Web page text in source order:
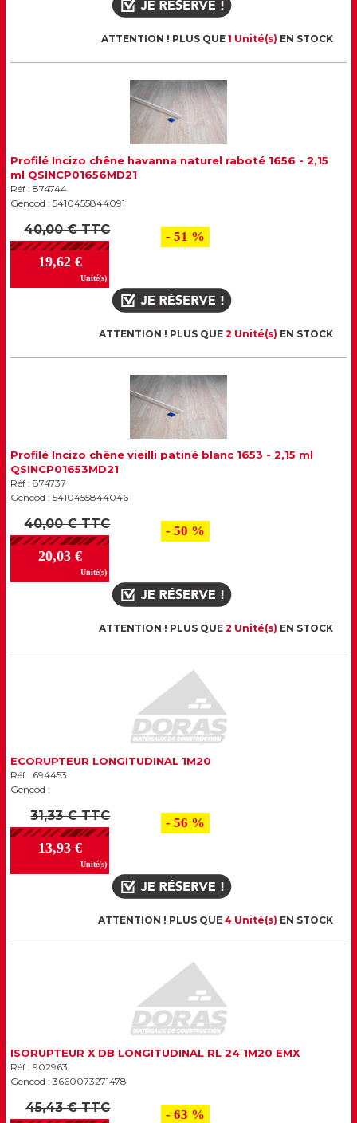
ATTENTION ! PLUS QUE 1 Unité(s) EN STOCK
Profilé Incizo chêne havanna naturel raboté 1656 - 2,15
ml QSINCP01656MD21
Réf : 874744
Gencod : 5410455844091
40,00 € TTC
19,62 €
Unité(s)
- 51 %
ATTENTION ! PLUS QUE 2 Unité(s) EN STOCK
Profilé Incizo chêne vieilli patiné blanc 1653 - 2,15 ml
QSINCP01653MD21
Réf : 874737
Gencod : 5410455844046
40,00 € TTC
20,03 €
Unité(s)
- 50 %
ATTENTION ! PLUS QUE 2 Unité(s) EN STOCK
ECORUPTEUR LONGITUDINAL 1M20
Réf : 694453
Gencod :
31,33 € TTC
13,93 €
Unité(s)
- 56 %
ATTENTION ! PLUS QUE 4 Unité(s) EN STOCK
ISORUPTEUR X DB LONGITUDINAL RL 24 1M20 EMX
Réf : 902963
Gencod : 3660073271478
45,43 € TTC - 63 %